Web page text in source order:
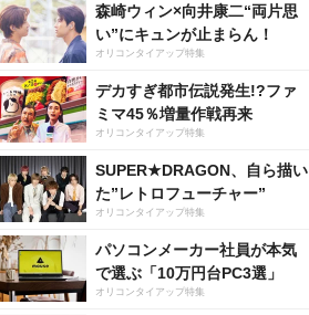
森崎ウィン×向井康二“両片思
い”にキュンが止まらん！
オリコンタイアップ特集
デカすぎ都市伝説発生!?ファ
ミマ45％増量作戦再来
オリコンタイアップ特集
SUPER★DRAGON、自ら描い
た”レトロフューチャー”
オリコンタイアップ特集
パソコンメーカー社員が本気
で選ぶ「10万円台PC3選」
オリコンタイアップ特集